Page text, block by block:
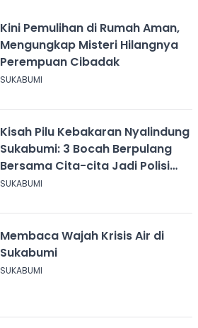
Kini Pemulihan di Rumah Aman,
Mengungkap Misteri Hilangnya
Perempuan Cibadak
SUKABUMI
Kisah Pilu Kebakaran Nyalindung
Sukabumi: 3 Bocah Berpulang
Bersama Cita-cita Jadi Polisi
dan Guru
SUKABUMI
Membaca Wajah Krisis Air di
Sukabumi
SUKABUMI